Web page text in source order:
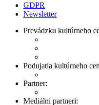
GDPR
Newsletter
Prevádzku kultúrneho
Podujatia kultúrneho
Partner:
Mediálni partneri: